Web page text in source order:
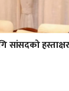
सांसदको